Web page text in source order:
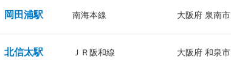
岡田浦駅 南海本線 大阪府 泉南市
北信太駅 ＪＲ阪和線 大阪府 和泉市